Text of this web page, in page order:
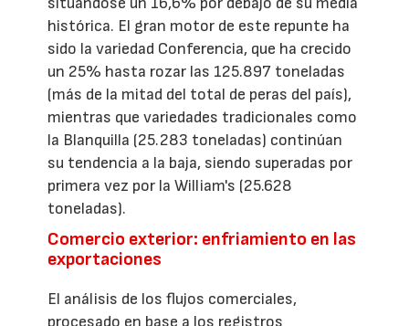
histórica. El gran motor de este repunte ha
sido la variedad Conferencia, que ha crecido
un 25% hasta rozar las 125.897 toneladas
(más de la mitad del total de peras del país),
mientras que variedades tradicionales como
la Blanquilla (25.283 toneladas) continúan
su tendencia a la baja, siendo superadas por
primera vez por la William's (25.628
toneladas).
Comercio exterior: enfriamiento en las
exportaciones
El análisis de los flujos comerciales,